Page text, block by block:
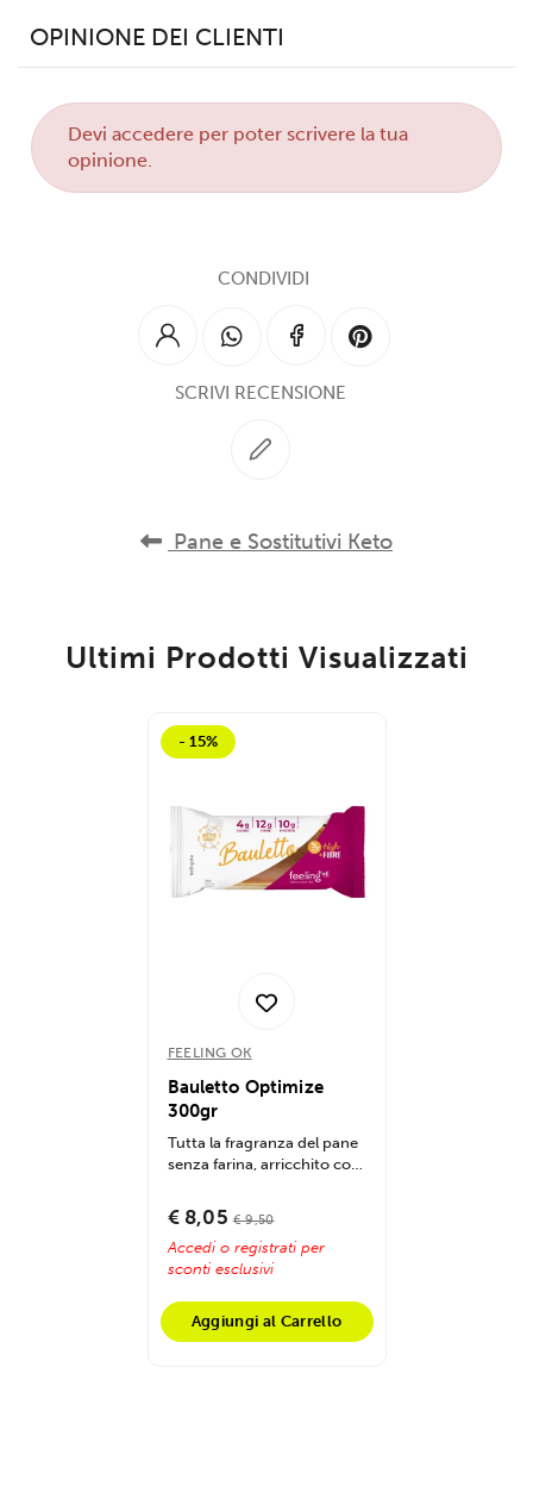
OPINIONE DEI CLIENTI
Deviaccedere per poter scrivere la tua
opinione.
CONDIVIDI
SCRIVI RECENSIONE
Pane e Sostitutivi Keto
Ultimi Prodotti Visualizzati
- 15%
FEELING OK
Bauletto Optimize
300gr
Tutta la fragranza del pane
senza farina, arricchito con
da...
€ 8,05 € 9,50
Accedi o registrati per
sconti esclusivi
Aggiungi al Carrello